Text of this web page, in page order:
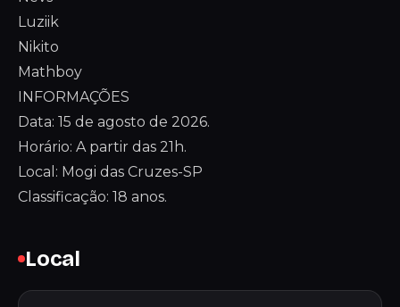
Luziik
Nikito
Mathboy
INFORMAÇÕES
Data: 15 de agosto de 2026.
Horário: A partir das 21h.
Local: Mogi das Cruzes-SP
Classificação: 18 anos.
Local